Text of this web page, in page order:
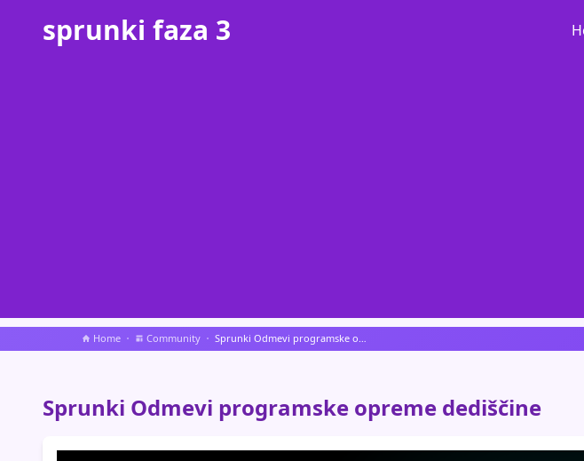
sprunki faza 3
Home Community Sprunki Odmevi programske opreme dediščine
Sprunki Odmevi programske opreme dediščine